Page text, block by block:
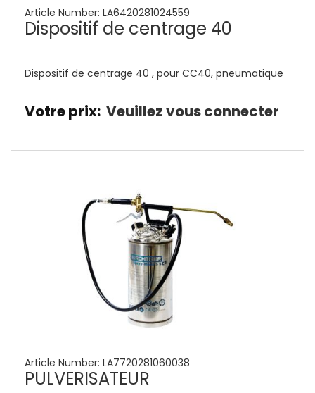
Article Number: LA6420281024559
Dispositif de centrage 40
Dispositif de centrage 40 , pour CC40, pneumatique
Votre prix: Veuillez vous connecter
Article Number: LA7720281060038
PULVERISATEUR